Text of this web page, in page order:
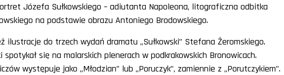
Józefa Sułkowskiego – adiutanta Napoleona, litograficzna odbitka
na podstawie obrazu Antoniego Brodowskiego.
ilustracje do trzech wydań dramatu „Sułkowski” Stefana Żeromskiego.
spotykał się na malarskich plenerach w podkrakowskich Bronowicach.
występuje jako „Młodzian” lub „Poruczyk”, zamiennie z „Porutczykiem”.